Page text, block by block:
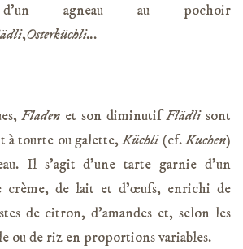
agneau au pochoir
,Osterküchli...
Fladen et son diminutifFlädli sont
à tourte ou galette,Küchli(cf.Kuchen)
Il s’agit d’une tarte garnie d’un
crème, de lait et d’œufs, enrichi de
de citron, d’amandes et, selon les
ou de riz en proportions variables.